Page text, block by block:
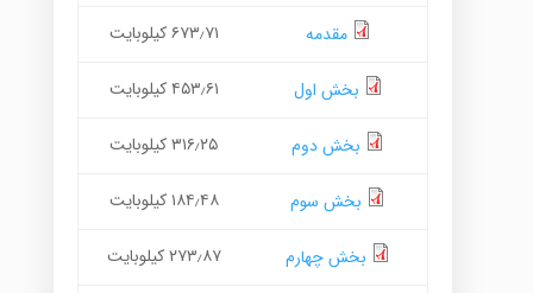
مقدمه ۶۷۳٫۷۱ کیلوبایت
بخش اول ۴۵۳٫۶۱ کیلوبایت
بخش دوم ۳۱۶٫۲۵ کیلوبایت
بخش سوم ۱۸۴٫۴۸ کیلوبایت
بخش چهارم ۲۷۳٫۸۷ کیلوبایت